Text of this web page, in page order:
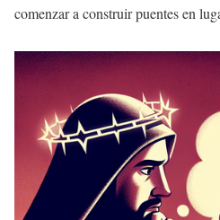
comenzar a construir puentes en